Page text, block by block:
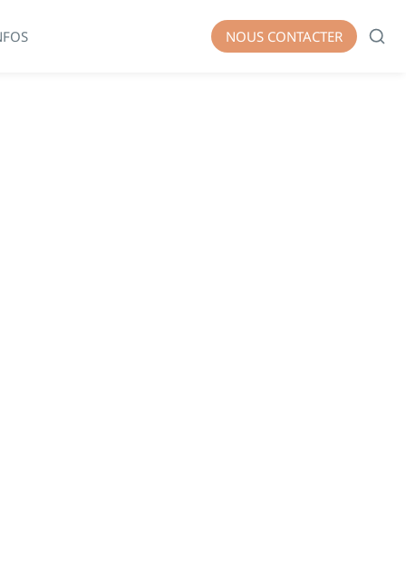
NOUS CONTACTER